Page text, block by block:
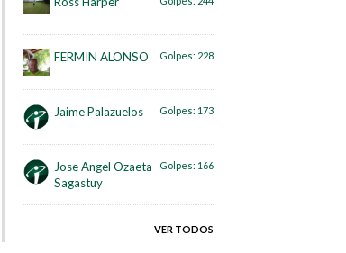
FERMIN ALONSO Golpes: 228
Jaime Palazuelos Golpes: 173
Jose Angel Ozaeta
Sagastuy
Golpes: 166
VER TODOS